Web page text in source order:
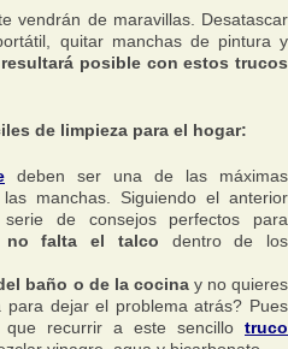
vendrán de maravillas. Desatascar
quitar manchas de pintura y
posible con estos trucos
de limpieza para el hogar:
deben ser una de las máximas
manchas. Siguiendo el anterior
de consejos perfectos para
no falta el talco dentro de los
baño o de la cocina y no quieres
dejar el problema atrás? Pues
recurrir a este sencillo truco